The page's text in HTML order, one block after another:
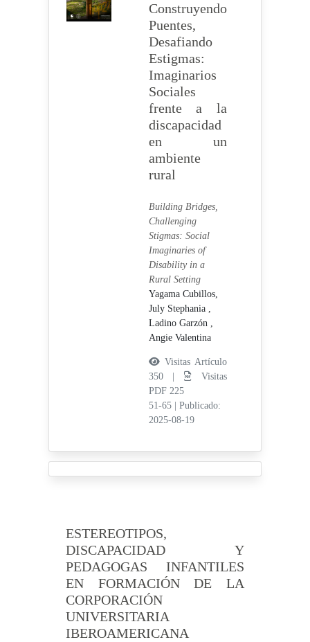
Construyendo
Puentes,
Desafiando
Estigmas:
Imaginarios
Sociales
frente a la
discapacidad
en un
ambiente
rural
Building Bridges,
Challenging
Stigmas: Social
Imaginaries of
Disability in a
Rural Setting
Yagama Cubillos,
July Stephania ,
Ladino Garzón ,
Angie Valentina
Visitas Artículo
350 |
Visitas
PDF 225
51-65
Publicado:
2025-08-19
ESTEREOTIPOS,
DISCAPACIDAD Y
PEDAGOGAS INFANTILES
EN FORMACIÓN DE LA
CORPORACIÓN
UNIVERSITARIA
IBEROAMERICANA